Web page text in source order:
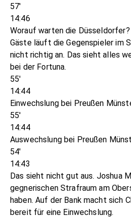
57'
14:46
Worauf warten die
Gäste läuft die Gegenspieler im
nicht richtig an. Das sieht alles
bei der Fortuna.
55'
14:44
Einwechslung bei Preußen
55'
14:44
Auswechslung bei Preußen
54'
14:43
Das sieht nicht gut aus. Joshua
gegnerischen Strafraum am
haben. Auf der Bank macht sich
bereit für eine Einwechslung.